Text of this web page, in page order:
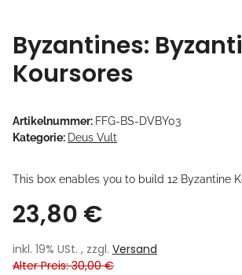
Byzantines:
Koursores
Artikelnummer: FFG-BS-DVBY03
Kategorie: Deus Vult
This box enables you to build 12 Byzantine
23,80 €
inkl. 19% USt. , zzgl. Versand
Alter Preis: 30,00 €